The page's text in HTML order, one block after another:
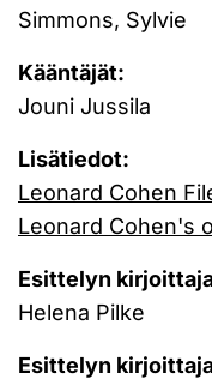
Simmons, Sylvie
Kääntäjät:
Jouni Jussila
Lisätiedot:
Leonard Cohen
Leonard Cohen's
Esittelyn
Helena Pilke
Esittelyn